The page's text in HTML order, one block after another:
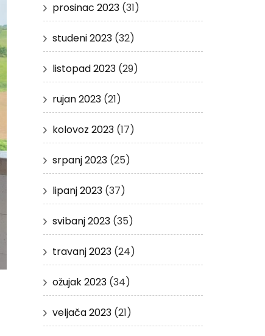
prosinac 2023(31)
studeni 2023(32)
listopad 2023(29)
rujan 2023(21)
kolovoz 2023(17)
srpanj 2023(25)
lipanj 2023(37)
svibanj 2023(35)
travanj 2023(24)
ožujak 2023(34)
veljača 2023(21)